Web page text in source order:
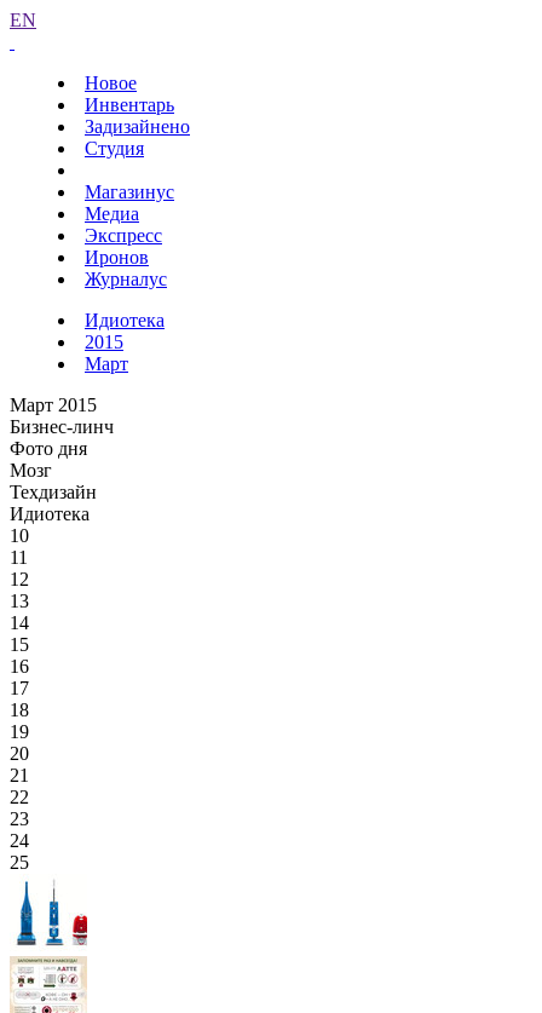
EN
Новое
Инвентарь
Задизайнено
Студия
Магазинус
Медиа
Экспресс
Иронов
Журналус
Идиотека
2015
Март
Март 2015
Бизнес-линч
Фото дня
Мозг
Техдизайн
Идиотека
10
11
12
13
14
15
16
17
18
19
20
21
22
23
24
25